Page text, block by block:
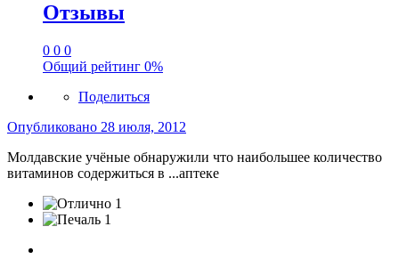
Отзывы
0 0 0
Общий рейтинг 0%
Поделиться
Опубликовано 28 июля, 2012
Молдавские учёные обнаружили что наибольшее количество
витаминов содержиться в ...аптеке
1
1